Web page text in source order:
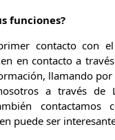
funciones?
contacto con el
en contacto a
llamando
a través de
contactamos
puede ser